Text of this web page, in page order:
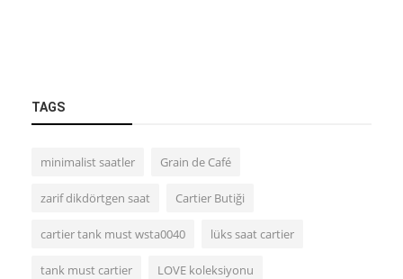
TAGS
minimalist saatler Grain de Café
zarif dikdörtgen saat Cartier Butiği
cartier tank must wsta0040 lüks saat cartier
tank must cartier LOVE koleksiyonu